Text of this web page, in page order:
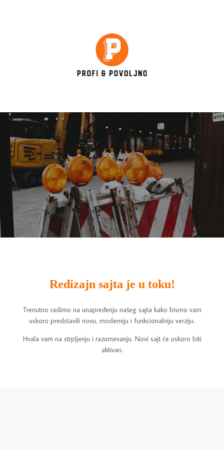
Redizajn sajta je u toku!
Trenutno radimo na unapređenju našeg sajta kako bismo vam
uskoro predstavili novu, moderniju i funkcionalniju verziju.
Hvala vam na strpljenju i razumevanju. Novi sajt će uskoro biti
aktivan.